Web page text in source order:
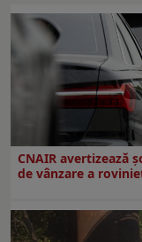
CNAIR avertizează
de vânzare a